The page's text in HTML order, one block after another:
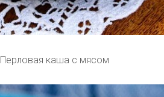
Перловая каша с мясом